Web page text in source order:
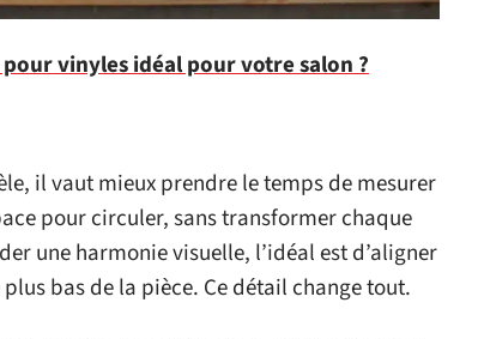
vinyles idéal pour votre salon ?
il vaut mieux prendre le temps de mesurer
pour circuler, sans transformer chaque
une harmonie visuelle, l’idéal est d’aligner
bas de la pièce. Ce détail change tout.